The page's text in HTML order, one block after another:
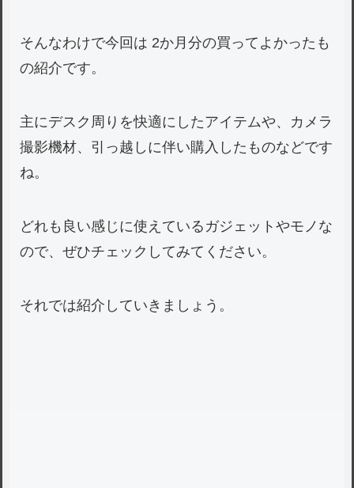
そんなわけで今回は 2か月分の買ってよかったも
の紹介です。
主にデスク周りを快適にしたアイテムや、カメラ
撮影機材、引っ越しに伴い購入したものなどです
ね。
どれも良い感じに使えているガジェットやモノな
ので、ぜひチェックしてみてください。
それでは紹介していきましょう。